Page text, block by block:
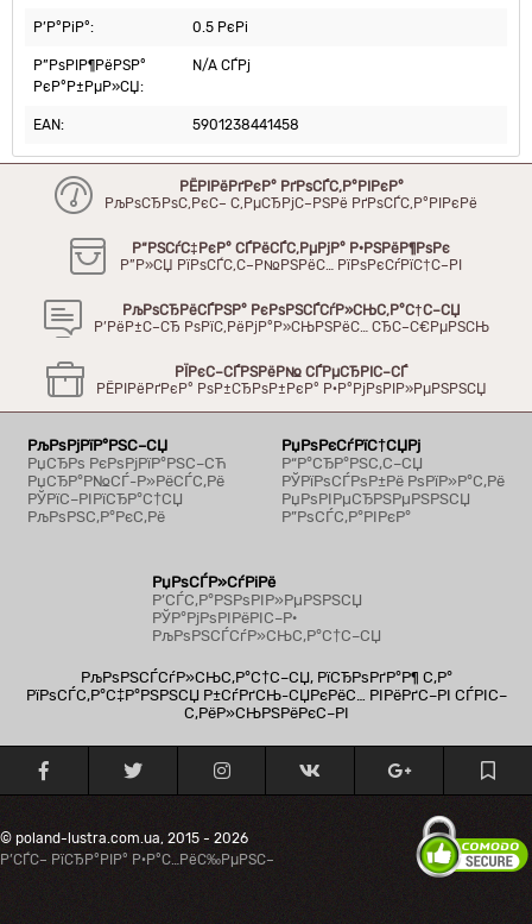
Р’Р°РіР°: 0.5 РєРі
Р”РѕРІР¶РёРЅР°
РєР°Р±РµР»СЏ:
N/A СЃРј
EAN: 5901238441458
РЁРІРёРґРєР° РґРѕСЃС‚Р°РІРєР°
РљРѕСЂРѕС‚РєС– С‚РµСЂРјС–РЅРё РґРѕСЃС‚Р°РІРєРё
Р“РЅСѓС‡РєР° СЃРёСЃС‚РµРјР° Р·РЅРёР¶РѕРє
Р”Р»СЏ РїРѕСЃС‚С–Р№РЅРёС… РїРѕРєСѓРїС†С–РІ
РљРѕСЂРёСЃРЅР° РєРѕРЅСЃСѓР»СЊС‚Р°С†С–СЏ
Р’РёР±С–СЂ РѕРїС‚РёРјР°Р»СЊРЅРёС… СЂС–С€РµРЅСЊ
РЇРєС–СЃРЅРёР№ СЃРµСЂРІС–СЃ
РЁРІРёРґРєР° РѕР±СЂРѕР±РєР° Р·Р°РјРѕРІР»РµРЅРЅСЏ
РљРѕРјРїР°РЅС–СЏ
РџСЂРѕ РєРѕРјРїР°РЅС–СЋ
РџСЂР°Р№СЃ-Р»РёСЃС‚Рё
РЎРїС–РІРїСЂР°С†СЏ
РљРѕРЅС‚Р°РєС‚Рё
РџРѕРєСѓРїС†СЏРј
Р“Р°СЂР°РЅС‚С–СЏ
РЎРїРѕСЃРѕР±Рё РѕРїР»Р°С‚Рё
РџРѕРІРµСЂРЅРµРЅРЅСЏ
Р”РѕСЃС‚Р°РІРєР°
РџРѕСЃР»СѓРіРё
Р’СЃС‚Р°РЅРѕРІР»РµРЅРЅСЏ
РЎР°РјРѕРІРёРІС–Р·
РљРѕРЅСЃСѓР»СЊС‚Р°С†С–СЏ
РљРѕРЅСЃСѓР»СЊС‚Р°С†С–СЏ, РїСЂРѕРґР°Р¶ С‚Р°
РїРѕСЃС‚Р°С‡Р°РЅРЅСЏ Р±СѓРґСЊ-СЏРєРёС… РІРёРґС–РІ СЃРІС–
С‚РёР»СЊРЅРёРєС–РІ
© poland-lustra.com.ua, 2015 - 2026
Р’СЃС– РїСЂР°РІР° Р·Р°С…РёС‰РµРЅС–